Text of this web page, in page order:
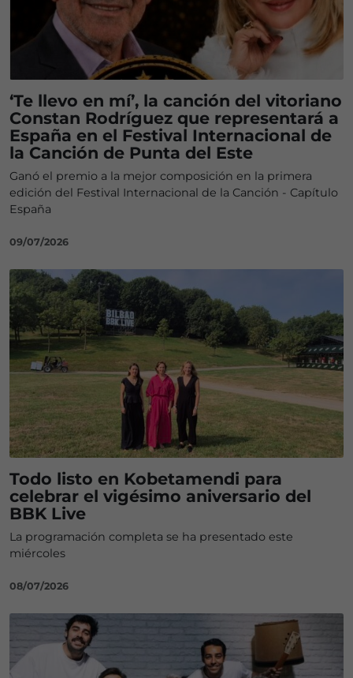
‘Te llevo en mí’, la canción del vitoriano
Constan Rodríguez que representará a
España en el Festival Internacional de
la Canción de Punta del Este
Ganó el premio a la mejor composición en la primera
edición del Festival Internacional de la Canción - Capítulo
España
09/07/2026
Todo listo en Kobetamendi para
celebrar el vigésimo aniversario del
BBK Live
La programación completa se ha presentado este
miércoles
08/07/2026